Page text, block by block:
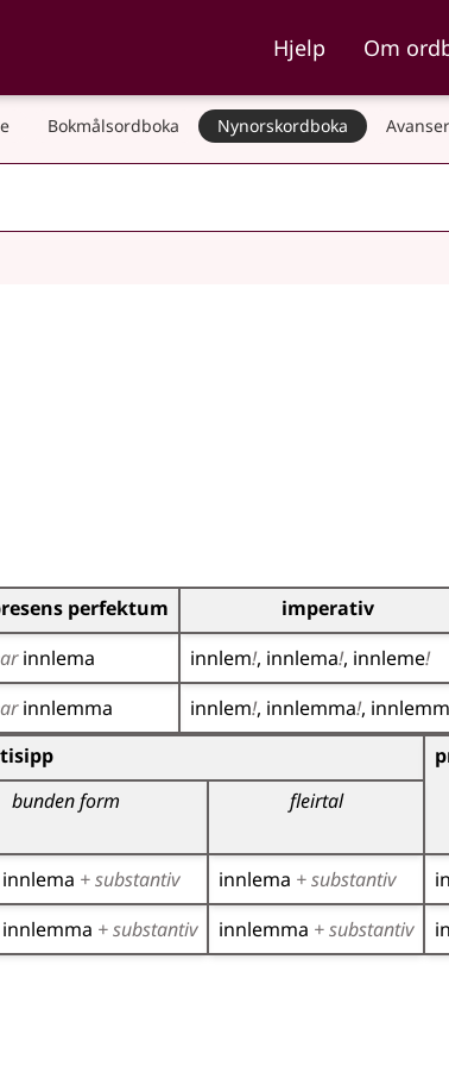
NynorskordbokaHjelp Om
Bokmålsordboka Nynorskordboka
perfektum
imperativ
innlema innlem! innlema! innleme!
innlemma innlem! innlemma!
bunden form fleirtal
innlema + substantiv innlema + substantiv
innlemma + substantiv innlemma + substantiv